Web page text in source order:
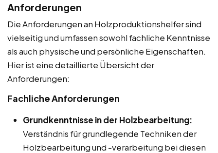
Anforderungen
Die Anforderungen an Holzproduktionshelfer sind
vielseitig und umfassen sowohl fachliche Kenntnisse
als auch physische und persönliche Eigenschaften.
Hier ist eine detaillierte Übersicht der
Anforderungen:
Fachliche Anforderungen
Grundkenntnisse in der Holzbearbeitung:
Verständnis für grundlegende Techniken der
Holzbearbeitung und -verarbeitung bei diesen